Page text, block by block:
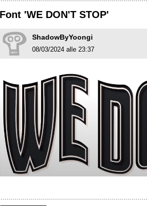
Font 'WE DON'T STOP'
ShadowByYoongi
08/03/2024 alle 23:37